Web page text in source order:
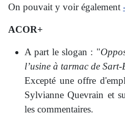
On pouvait y voir également
ACOR+
A part le slogan : "
l’usine à tarmac de
Excepté une offre
Sylvianne Quevrain et
les commentaires.